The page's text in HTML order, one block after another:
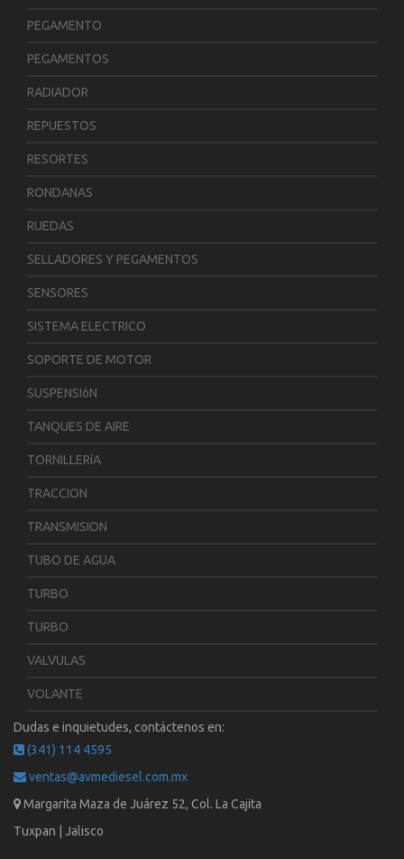
PEGAMENTO
PEGAMENTOS
RADIADOR
REPUESTOS
RESORTES
RONDANAS
RUEDAS
SELLADORES Y PEGAMENTOS
SENSORES
SISTEMA ELECTRICO
SOPORTE DE MOTOR
SUSPENSIóN
TANQUES DE AIRE
TORNILLERíA
TRACCION
TRANSMISION
TUBO DE AGUA
TURBO
TURBO
VALVULAS
VOLANTE
Dudas e inquietudes, contáctenos en:
(341) 114 4595
ventas@avmediesel.com.mx
Margarita Maza de Juárez 52, Col. La Cajita
Tuxpan | Jalisco